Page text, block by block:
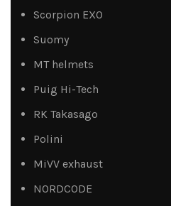
Scorpion EXO
Suomy
MT helmets
Puig Hi-Tech
RK Takasago
Polini
MiVV exhaust
NORDCODE